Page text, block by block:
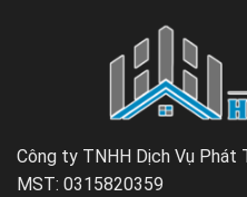
Công ty TNHH Dịch Vụ Phát
MST: 0315820359